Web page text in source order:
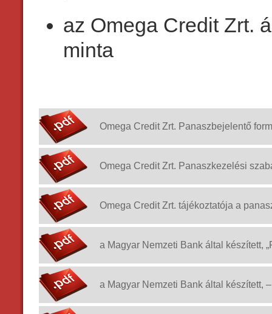
az Omega Credit Zrt.
minta
Omega Credit Zrt. Panaszbejelentő
Omega Credit Zrt. Panaszkezelési
Omega Credit Zrt. tájékoztatója a
a Magyar Nemzeti Bank által készített,
a Magyar Nemzeti Bank által készített,